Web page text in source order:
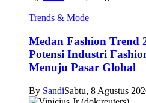
Trends & Mode
Medan Fashion Trend
Potensi Industri
Menuju Pasar Global
By SandiSabtu, 8 Agustus